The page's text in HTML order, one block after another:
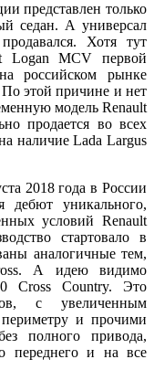
представлен только
седан. А универсал
Хотя тут
Logan MCV первой
российском рынке
По этой причине и нет
модель Renault
продается во всех
наличие Lada Largus
2018 года в России
дебют уникального,
условий Renault
стартовало в
аналогичные тем,
А идею видимо
Cross Country. Это
с увеличенным
и прочими
полного привода,
переднего и на все